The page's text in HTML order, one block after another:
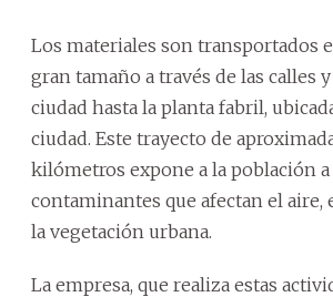
Los materiales son transportados
gran tamaño a través de las calles
ciudad hasta la planta fabril,
ciudad. Este trayecto de
kilómetros expone a la población
contaminantes que afectan el aire,
la vegetación urbana.
La empresa, que realiza estas